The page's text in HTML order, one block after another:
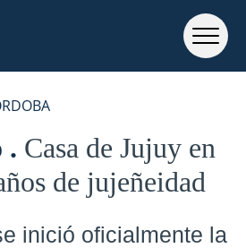
Casa de Jujuy en
de jujeñeidad
inició oficialmente la